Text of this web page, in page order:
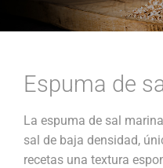
Espuma de
La espuma de sal marina
sal de baja densidad,
recetas una textura